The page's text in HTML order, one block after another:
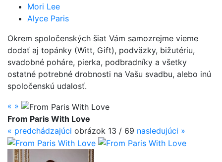
Mori Lee
Alyce Paris
Okrem spoločenských šiat Vám samozrejme vieme
dodať aj topánky (Witt, Gift), podväzky, bižutériu,
svadobné poháre, pierka, podbradníky a všetky
ostatné potrebné drobnosti na Vašu svadbu, alebo inú
spoločenskú udalosť.
« »
From Paris With Love
« predchádzajúci obrázok 13 / 69 nasledujúci »